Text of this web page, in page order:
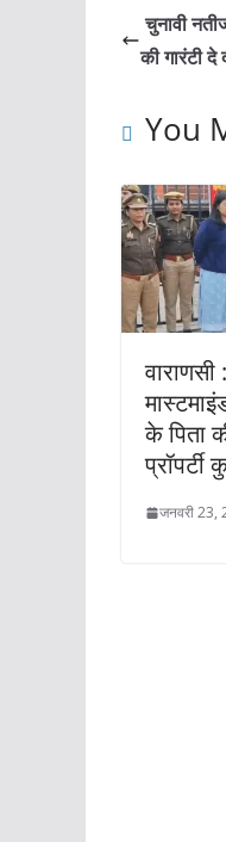
चुनावी
की गारंटी दे
You
के पिता
प्रॉपर्टी
जनवरी 23,